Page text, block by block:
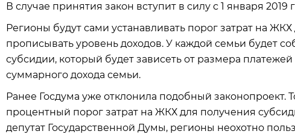
В случае принятия закон вступит в силу с 1 января 2019
Регионы будут сами устанавливать порог затрат на
прописывать уровень доходов. У каждой семьи будет
субсидии, который будет зависеть от размера
суммарного дохода семьи.
Ранее Госдума уже отклонила подобный законопроект.
процентный порог затрат на ЖКХ для получения
депутат Государственной Думы, регионы неохотно